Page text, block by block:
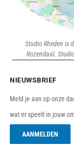
Studio Rheden is
Rozendaal.
NIEUWSBRIEF
Meld je aan op onze
wat er speelt in jouw